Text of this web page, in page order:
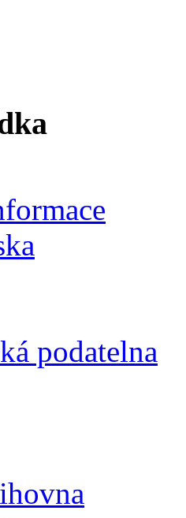
podatelna